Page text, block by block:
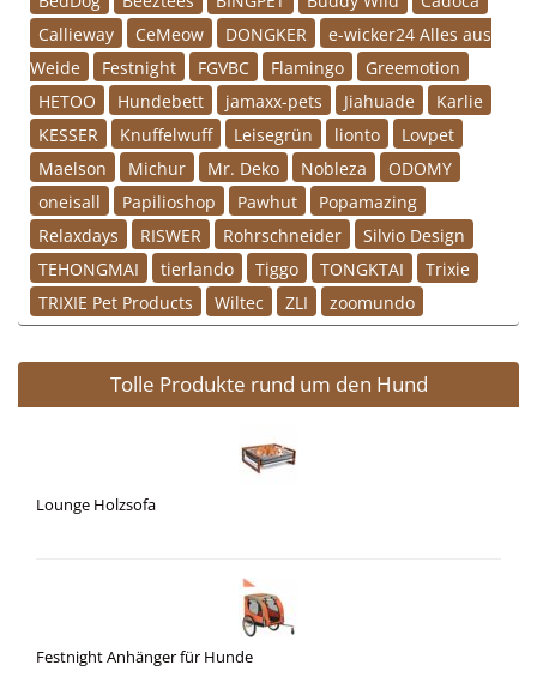
Callieway
CeMeow DONGKER
e-wicker24 Alles aus
Weide
Festnight FGVBC Flamingo
Greemotion
HETOO
Hundebett jamaxx-pets Jiahuade
Karlie
KESSER
Knuffelwuff Leisegrün lionto
Lovpet
Maelson
Michur Mr. Deko Nobleza
ODOMY
oneisall
Papilioshop Pawhut
Popamazing
Relaxdays
RISWER Rohrschneider
Silvio Design
TEHONGMAI
tierlando Tiggo TONGKTAI
Trixie
TRIXIE Pet Products
Wiltec ZLI zoomundo
Tolle Produkte rund um den Hund
Lounge Holzsofa
Festnight Anhänger für Hunde